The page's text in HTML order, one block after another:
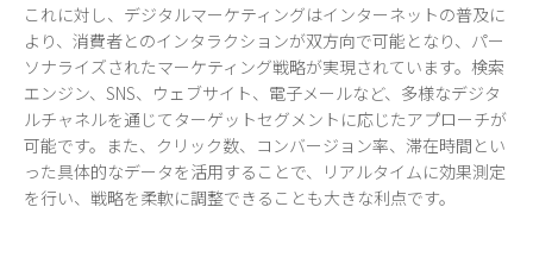
これに対し、デジタルマーケティングはインターネットの普及に
より、消費者とのインタラクションが双方向で可能となり、パー
ソナライズされたマーケティング戦略が実現されています。検索
エンジン、SNS、ウェブサイト、電子メールなど、多様なデジタ
ルチャネルを通じてターゲットセグメントに応じたアプローチが
可能です。また、クリック数、コンバージョン率、滞在時間とい
った具体的なデータを活用することで、リアルタイムに効果測定
を行い、戦略を柔軟に調整できることも大きな利点です。